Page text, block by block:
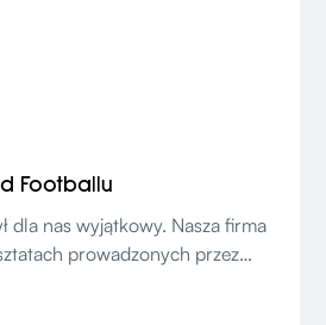
Footballu
dla nas wyjątkowy. Nasza firma
prowadzonych przez